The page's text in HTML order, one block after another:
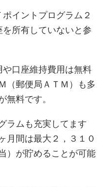
イントプログラム２
を所有していないと参
口座維持費用は無料
（郵便局ＡＴＭ）も多
無料です。
ラムも充実してます
月間は最大２，３１０
）が貯めることが可能